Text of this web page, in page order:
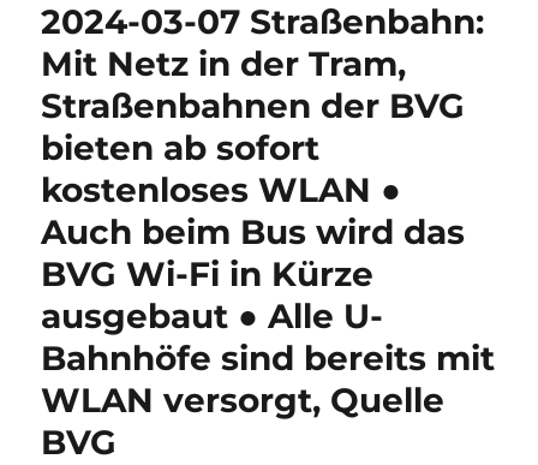
2024-03-07 Straßenbahn:
Mit Netz in der Tram,
Straßenbahnen der BVG
bieten ab sofort
kostenloses WLAN ●
Auch beim Bus wird das
BVG Wi-Fi in Kürze
ausgebaut ● Alle U-
Bahnhöfe sind bereits mit
WLAN versorgt, Quelle
BVG